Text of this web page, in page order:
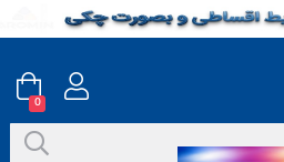
0